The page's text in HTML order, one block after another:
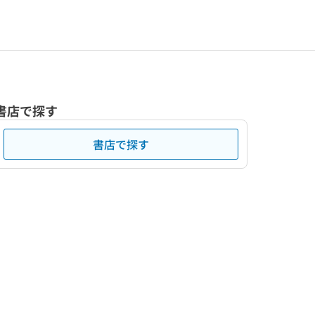
店で探す
書店で探す